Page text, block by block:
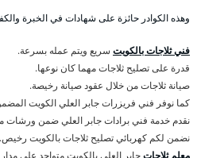
وهذه الكوادر حائزة على شهادات في الخبرة
فني ثلاجات بالكويت سريع ويتم عمله بسرعة.
قدرة على تصليح ثلاجات مهما كان نوعها.
صيانة ثلاجات من خلال عقود صيانة رخيصة.
كما نوفر فني فريزرات جابر العلي الكويت
نقدم خدمة فني برادات جابر العلي ضمن ورشات
نضمن لكم كهربائي تصليح ثلاجات بالكويت رخيص.
معلم ثلاجاتجابر العلي بالكويت متواجد على